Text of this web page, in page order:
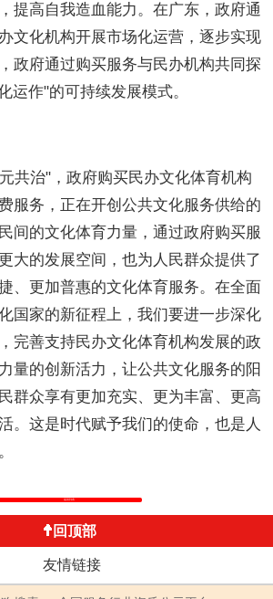
提高自我造血能力。在广东，政府通
文化机构开展市场化运营，逐步实现
政府通过购买服务与民办机构共同探
运作"的可持续发展模式。
共治"，政府购买民办文化体育机构
服务，正在开创公共文化服务供给的
间的文化体育力量，通过政府购买服
大的发展空间，也为人民群众提供了
、更加普惠的文化体育服务。在全面
国家的新征程上，我们要进一步深化
完善支持民办文化体育机构发展的政
量的创新活力，让公共文化服务的阳
群众享有更加充实、更为丰富、更高
。这是时代赋予我们的使命，也是人
返回列表
回顶部
友情链接